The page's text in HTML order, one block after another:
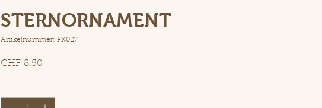
STERNORNAMENT
Artikelnummer: FK027
CHF 8.50Preis